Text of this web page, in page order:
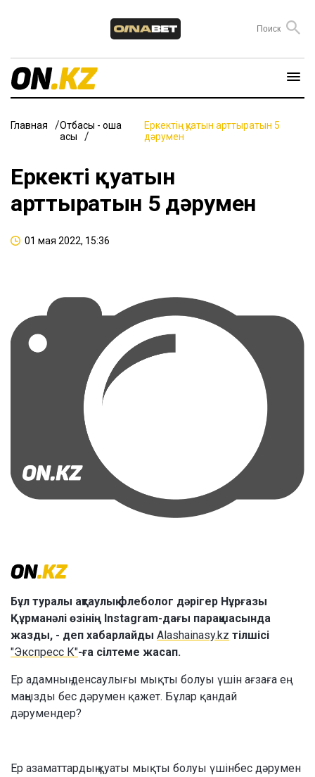
Главная
Отбасы - ошақ
қасы
Еркектің қуатын арттыратын 5
дәрумен
Еркектің қуатын
арттыратын 5 дәрумен
01 мая 2022, 15:36
Бұл туралы ақтаулық флеболог дәрігер Нұрғазы
Құрманәлі өзінің Instagram-дағы парақшасында
жазды, - деп хабарлайды Alashainasy.kz тілшісі
"Экспресс К"-ға сілтеме жасап.
Ер адамның денсаулығы мықты болуы үшін ағзаға ең
маңызды бес дәрумен қажет. Бұлар қандай
дәрумендер?
Ер азаматтардың қуаты мықты болуы үшінбес дәрумен